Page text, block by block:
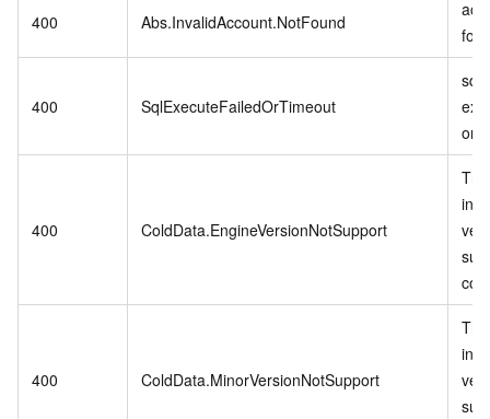
400 Abs.InvalidAccount.NotFound
400 SqlExecuteFailedOrTimeout
sql
or
400 ColdData.EngineVersionNotSupport
400 ColdData.MinorVersionNotSupport